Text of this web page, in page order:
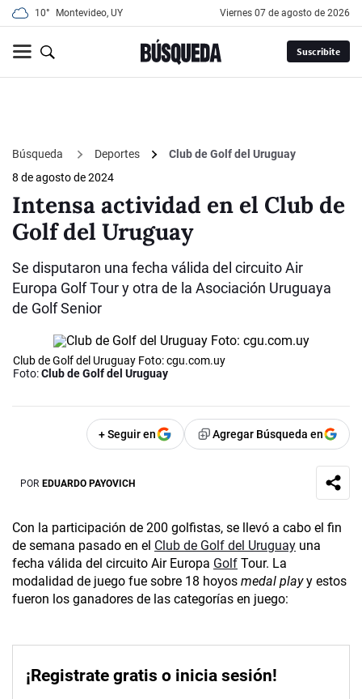
10° Montevideo, UY viernes 07 de agosto de 2026
Suscribite
Búsqueda Deportes
Club de Golf del Uruguay
8 de agosto de 2024
Intensa actividad en el Club de
Golf del Uruguay
Se disputaron una fecha válida del circuito Air
Europa Golf Tour y otra de la Asociación Uruguaya
de Golf Senior
Club de Golf del Uruguay Foto: cgu.com.uy
Foto:Club de Golf del Uruguay
+ Seguir en Agregar Búsqueda en
POR EDUARDO PAYOVICH
Con la participación de 200 golfistas, se llevó a cabo el fin
de semana pasado en el Club de Golf del Uruguay una
fecha válida del circuito Air Europa Golf Tour. La
modalidad de juego fue sobre 18 hoyos medal playy estos
fueron los ganadores de las categorías en juego:
¡Registrate gratis o inicia sesión!